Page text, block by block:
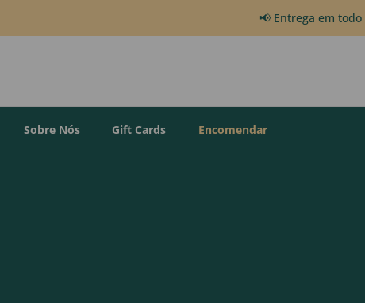
📢 Entrega em todo
Sobre Nós Gift Cards Encomendar